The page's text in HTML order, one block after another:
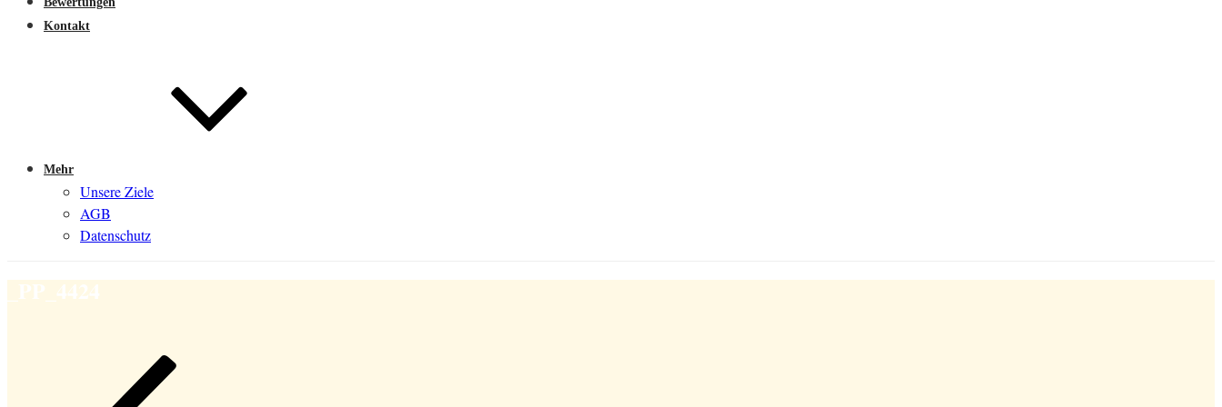
Kontakt
Mehr
Unsere Ziele
AGB
Datenschutz
_PP_4424
Beitragsnavigation